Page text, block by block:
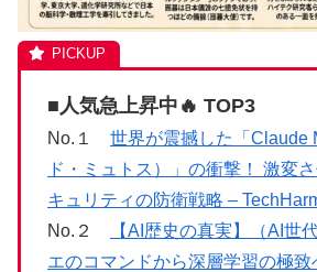
■人気急上昇中🔥 TOP3
No.１ 世界が震撼した「Claude
ド・ミュトス）」の衝撃！ 激変
キュリティの防衛戦略 –
No.２
【AI歴史の真実】（AI世
エのコマンドから深層学習の極